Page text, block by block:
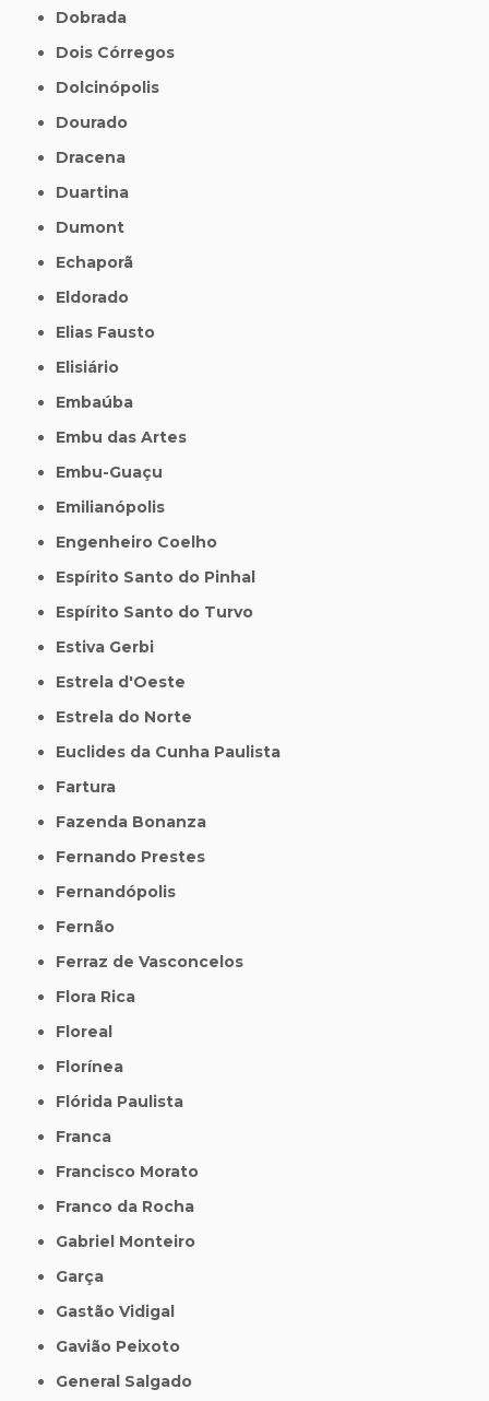
Dobrada
Dois Córregos
Dolcinópolis
Dourado
Dracena
Duartina
Dumont
Echaporã
Eldorado
Elias Fausto
Elisiário
Embaúba
Embu das Artes
Embu-Guaçu
Emilianópolis
Engenheiro Coelho
Espírito Santo do Pinhal
Espírito Santo do Turvo
Estiva Gerbi
Estrela d'Oeste
Estrela do Norte
Euclides da Cunha Paulista
Fartura
Fazenda Bonanza
Fernando Prestes
Fernandópolis
Fernão
Ferraz de Vasconcelos
Flora Rica
Floreal
Florínea
Flórida Paulista
Franca
Francisco Morato
Franco da Rocha
Gabriel Monteiro
Garça
Gastão Vidigal
Gavião Peixoto
General Salgado